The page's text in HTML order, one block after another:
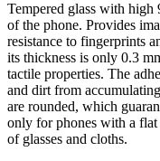
Tempered glass with high
of the phone. Provides
resistance to fingerprints
its thickness is only 0.3
tactile properties. The
and dirt from
are rounded, which
only for phones with a flat
of glasses and cloths.